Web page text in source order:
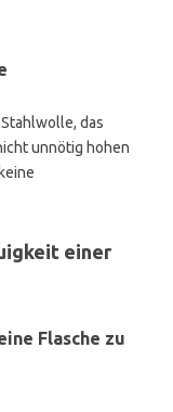
das
unnötig hohen
einer
Flasche zu